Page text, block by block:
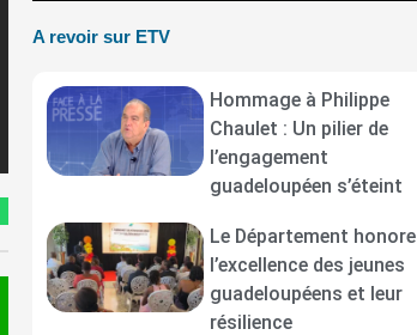
A revoir sur ETV
Hommage à Philippe
Chaulet : Un pilier de
l’engagement
guadeloupéen s’éteint
Le Département honore
l’excellence des jeunes
guadeloupéens et leur
résilience